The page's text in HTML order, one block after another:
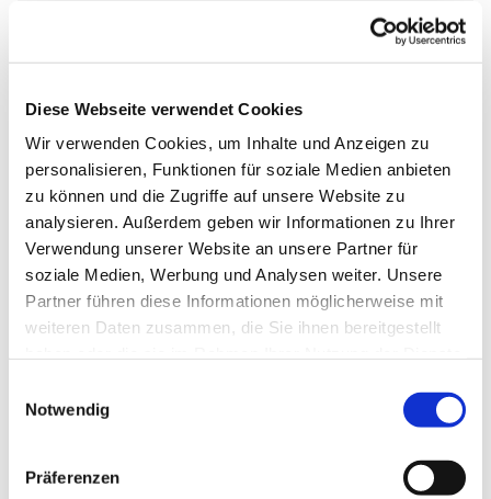
Diese Webseite verwendet Cookies
Wir verwenden Cookies, um Inhalte und Anzeigen zu
personalisieren, Funktionen für soziale Medien anbieten
zu können und die Zugriffe auf unsere Website zu
analysieren. Außerdem geben wir Informationen zu Ihrer
Verwendung unserer Website an unsere Partner für
soziale Medien, Werbung und Analysen weiter. Unsere
Partner führen diese Informationen möglicherweise mit
weiteren Daten zusammen, die Sie ihnen bereitgestellt
Notwendig
Präferenzen
Anmeldungen für die Gäste der Tafel nimmt die
zentrale Anlaufstelle entgegen:
Bayernweg 58
33102 Paderborn
05251/8790760
Kontakt für die ehrenamtlichen Mitarbeitenden der
Doris Moosburger